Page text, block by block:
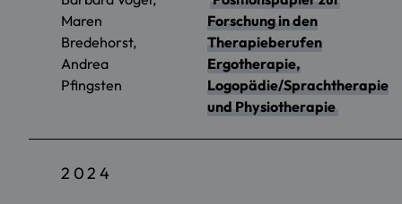
Maren
Bredehorst,
Andrea
Pfingsten
Forschung in den
Therapieberufen
Ergotherapie,
Logopädie/Sprachtherapie
und Physiotherapie
2024